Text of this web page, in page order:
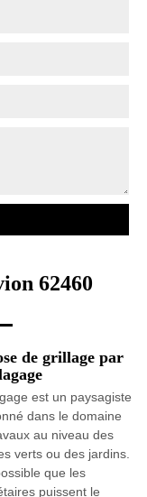
62460
de grillage par
est un paysagiste
dans le domaine
au niveau des
verts ou des jardins.
que les
puissent le